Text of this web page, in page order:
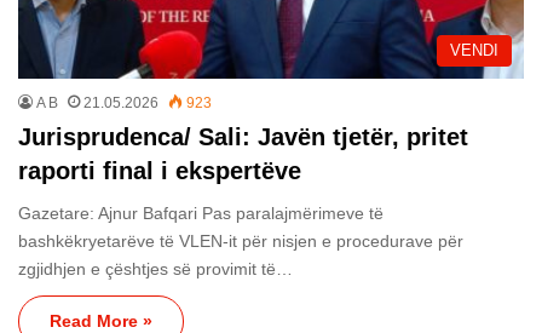
VENDI
A B 21.05.2026 923
Jurisprudenca/ Sali: Javën tjetër, pritet
raporti final i ekspertëve
Gazetare: Ajnur Bafqari Pas paralajmërimeve të
bashkëkryetarëve të VLEN-it për nisjen e procedurave për
zgjidhjen e çështjes së provimit të…
Read More »